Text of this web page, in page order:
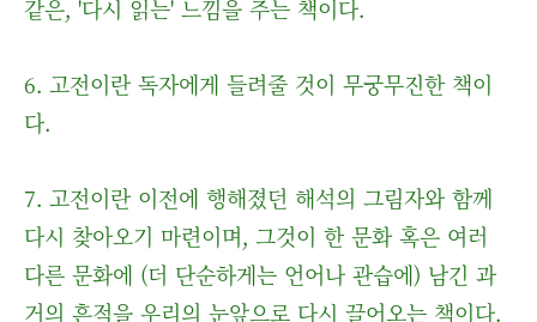
같은, '다시 읽는' 느낌을 주는 책이다.
6. 고전이란 독자에게 들려줄 것이 무궁무진한 책이
다.
7. 고전이란 이전에 행해졌던 해석의 그림자와 함께
다시 찾아오기 마련이며, 그것이 한 문화 혹은 여러
다른 문화에 (더 단순하게는 언어나 관습에) 남긴 과
거의 흔적을 우리의 눈앞으로 다시 끌어오는 책이다.